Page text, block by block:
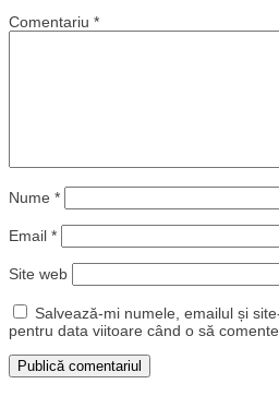
Comentariu *
Nume *
Email *
Site web
Salvează-mi numele, emailul și
pentru data viitoare când o să